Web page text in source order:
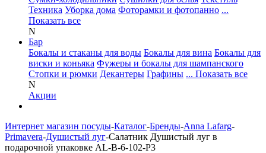
Техника Уборка дома Фоторамки и фотопанно ...
Показать все
N
Бар
Бокалы и стаканы для воды Бокалы для вина Бокалы для
виски и коньяка Фужеры и бокалы для шампанского
Стопки и рюмки Декантеры Графины ... Показать все
N
Акции
Интернет магазин посуды-Каталог-Бренды-Anna Lafarg-
Primavera-Душистый луг-Салатник Душистый луг в
подарочной упаковке AL-B-6-102-P3